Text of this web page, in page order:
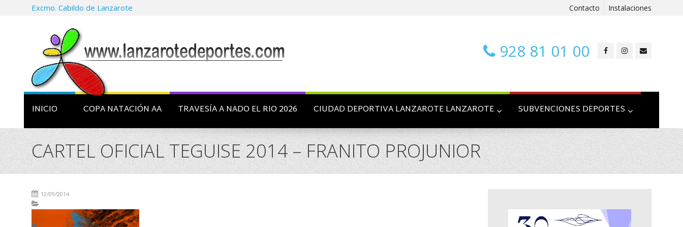
Excmo. Cabildo de Lanzarote Contacto Instalaciones
928 81 01 00
INICIO COPA NATACIÓN AA TRAVESÍA A NADO EL RIO 2026 CIUDAD DEPORTIVA LANZAROTE LANZAROTE SUBVENCIONES DEPORTES
CARTEL OFICIAL TEGUISE 2014 – FRANITO PROJUNIOR
12/09/2014